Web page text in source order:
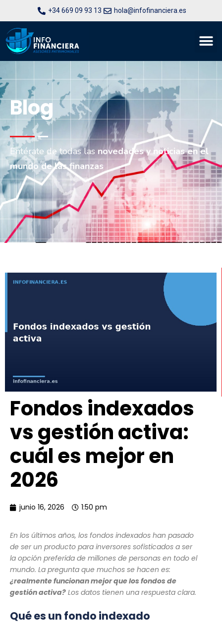
+34 669 09 93 13 hola@infofinanciera.es
Blog
Entérate de todas lasnovedades y noticias en el
mundo de las finanzas
Fondos indexados
vs gestión activa:
cuál es mejor en
2026
junio 16, 2026 1:50 pm
En los últimos años, los fondos indexados han pasado
de ser un producto para inversores sofisticados a ser
la opción preferida de millones de personas en todo el
mundo. La pregunta que muchos se hacen es:
¿realmente funcionan mejor que los fondos de
gestión activa? Los datos tienen una respuesta clara.
Qué es un fondo indexado